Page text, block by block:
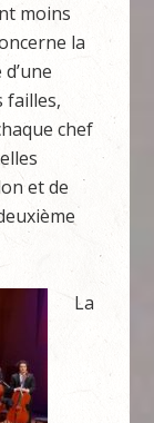
moins
la
failles,
chef
et de
La